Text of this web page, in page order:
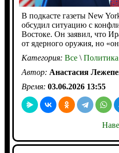
В подкасте газеты New
обсудил ситуацию с
Востоке. Он заявил, что
от ядерного оружия, но
Категория: Все\Политика
Автор: Анастасия
Время: 03.06.2026 13:55